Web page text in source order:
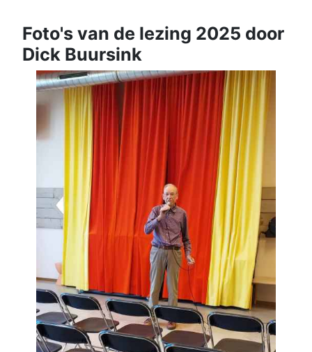
Foto's van de lezing 2025 door
Dick Buursink